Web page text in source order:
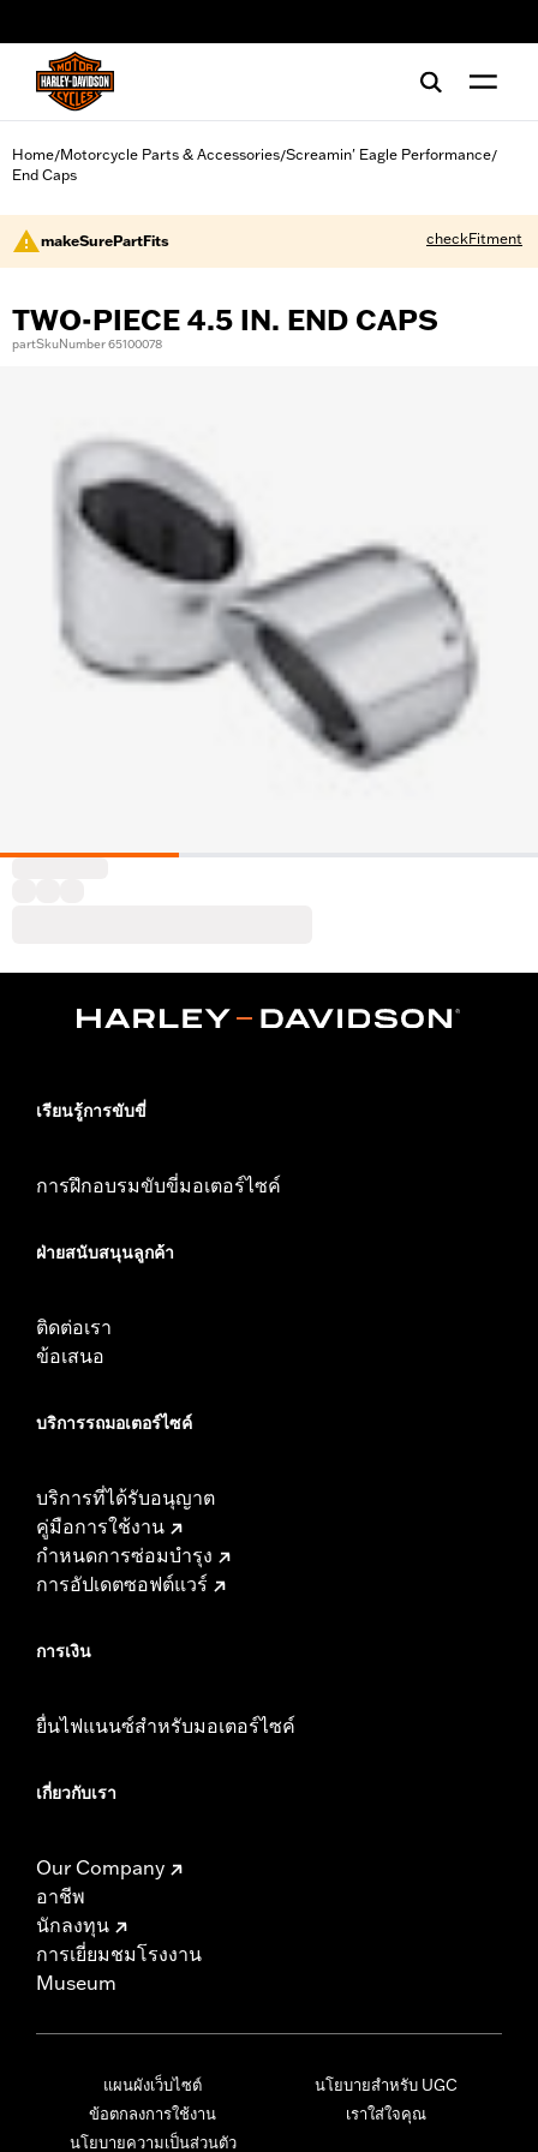
Home/Motorcycle Parts & Accessories/Screamin' Eagle Performance/
End Caps
makeSurePartFits checkFitment
TWO-PIECE 4.5 IN. END CAPS
partSkuNumber 65100078
เรียนรู้การขับขี่
การฝึกอบรมขับขี่มอเตอร์ไซค์
ฝ่ายสนับสนุนลูกค้า
ติดต่อเรา
ข้อเสนอ
บริการรถมอเตอร์ไซค์​
บริการที่ได้รับอนุญาต
คู่มือการใช้งาน
กำหนดการซ่อมบำรุง
การอัปเดตซอฟต์แวร์
การเงิน
ยื่นไฟแนนซ์สำหรับมอเตอร์ไซค์
เกี่ยวกับเรา
Our Company
อาชีพ
นักลงทุน
การเยี่ยมชมโรงงาน
Museum
แผนผังเว็บไซต์
ข้อตกลงการใช้งาน
นโยบายความเป็นส่วนตัว
นโยบายสำหรับ UGC
เราใส่ใจคุณ